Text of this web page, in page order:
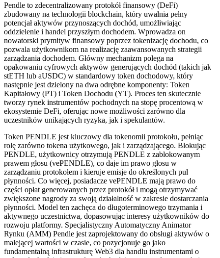
Pendle to zdecentralizowany protokół finansowy (DeFi)
zbudowany na technologii blockchain, który uwalnia pełny
potencjał aktywów przynoszących dochód, umożliwiając
oddzielenie i handel przyszłym dochodem. Wprowadza on
nowatorski prymityw finansowy poprzez tokenizację dochodu, co
pozwala użytkownikom na realizację zaawansowanych strategii
zarządzania dochodem. Główny mechanizm polega na
opakowaniu cyfrowych aktywów generujących dochód (takich jak
stETH lub aUSDC) w standardowy token dochodowy, który
następnie jest dzielony na dwa odrębne komponenty: Token
Kapitałowy (PT) i Token Dochodu (YT). Proces ten skutecznie
tworzy rynek instrumentów pochodnych na stopę procentową w
ekosystemie DeFi, oferując nowe możliwości zarówno dla
uczestników unikających ryzyka, jak i spekulantów.
Token PENDLE jest kluczowy dla tokenomii protokołu, pełniąc
rolę zarówno tokena użytkowego, jak i zarządzającego. Blokując
PENDLE, użytkownicy otrzymują PENDLE z zablokowanym
prawem głosu (vePENDLE), co daje im prawo głosu w
zarządzaniu protokołem i kieruje emisje do określonych pul
płynności. Co więcej, posiadacze vePENDLE mają prawo do
części opłat generowanych przez protokół i mogą otrzymywać
zwiększone nagrody za swoją działalność w zakresie dostarczania
płynności. Model ten zachęca do długoterminowego trzymania i
aktywnego uczestnictwa, dopasowując interesy użytkowników do
rozwoju platformy. Specjalistyczny Automatyczny Animator
Rynku (AMM) Pendle jest zaprojektowany do obsługi aktywów o
malejącej wartości w czasie, co pozycjonuje go jako
fundamentalną infrastrukturę Web3 dla handlu instrumentami o